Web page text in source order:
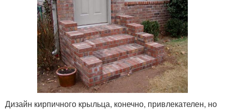
Дизайн кирпичного крыльца, конечно, привлекателен, но